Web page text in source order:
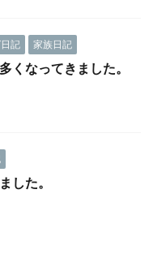
記 家族日記
くなってきました。
した。